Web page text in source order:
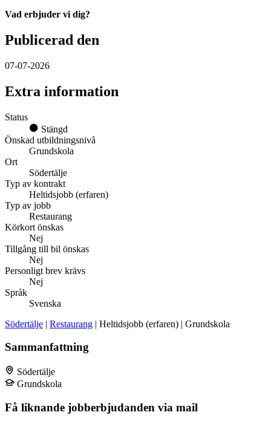
Vad erbjuder vi dig?
Publicerad den
07-07-2026
Extra information
Status
Stängd
Önskad utbildningsnivå
Grundskola
Ort
Södertälje
Typ av kontrakt
Heltidsjobb (erfaren)
Typ av jobb
Restaurang
Körkort önskas
Nej
Tillgång till bil önskas
Nej
Personligt brev krävs
Nej
Språk
Svenska
Södertälje | Restaurang | Heltidsjobb (erfaren) | Grundskola
Sammanfattning
Södertälje
Grundskola
Få liknande jobberbjudanden via mail